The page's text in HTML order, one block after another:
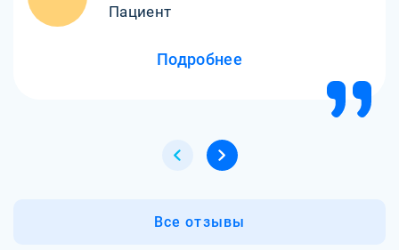
Пациент
Подробнее
Все отзывы